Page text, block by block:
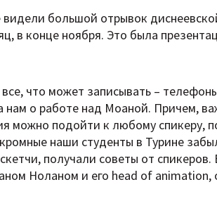
большой отрывок
в конце ноября. Это была
что может записывать –
нам о работе над Моаной. Причем,
можно подойти к любому спикеру,
наши студенты в Турине
получали советы от
Ноланом и его head of